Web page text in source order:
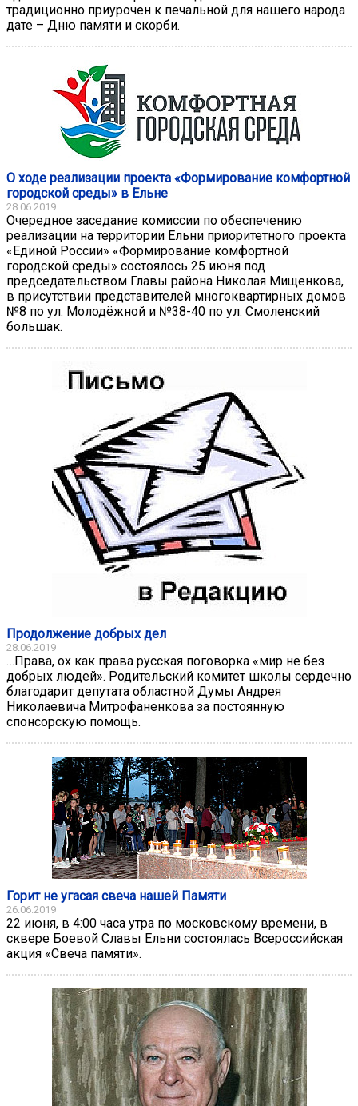
традиционно приурочен к печальной для нашего народа
дате – Дню памяти и скорби.
О ходе реализации проекта «Формирование комфортной
городской среды» в Ельне
28.06.2019
Очередное заседание комиссии по обеспечению
реализации на территории Ельни приоритетного проекта
«Единой России» «Формирование комфортной
городской среды» состоялось 25 июня под
председательством Главы района Николая Мищенкова,
в присутствии представителей многоквартирных домов
№8 по ул. Молодёжной и №38-40 по ул. Смоленский
большак.
Продолжение добрых дел
28.06.2019
…Права, ох как права русская поговорка «мир не без
добрых людей». Родительский комитет школы сердечно
благодарит депутата областной Думы Андрея
Николаевича Митрофаненкова за постоянную
спонсорскую помощь.
Горит не угасая свеча нашей Памяти
26.06.2019
22 июня, в 4:00 часа утра по московскому времени, в
сквере Боевой Славы Ельни состоялась Всероссийская
акция «Свеча памяти».